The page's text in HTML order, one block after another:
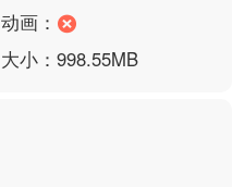
动画：
大小：998.55MB